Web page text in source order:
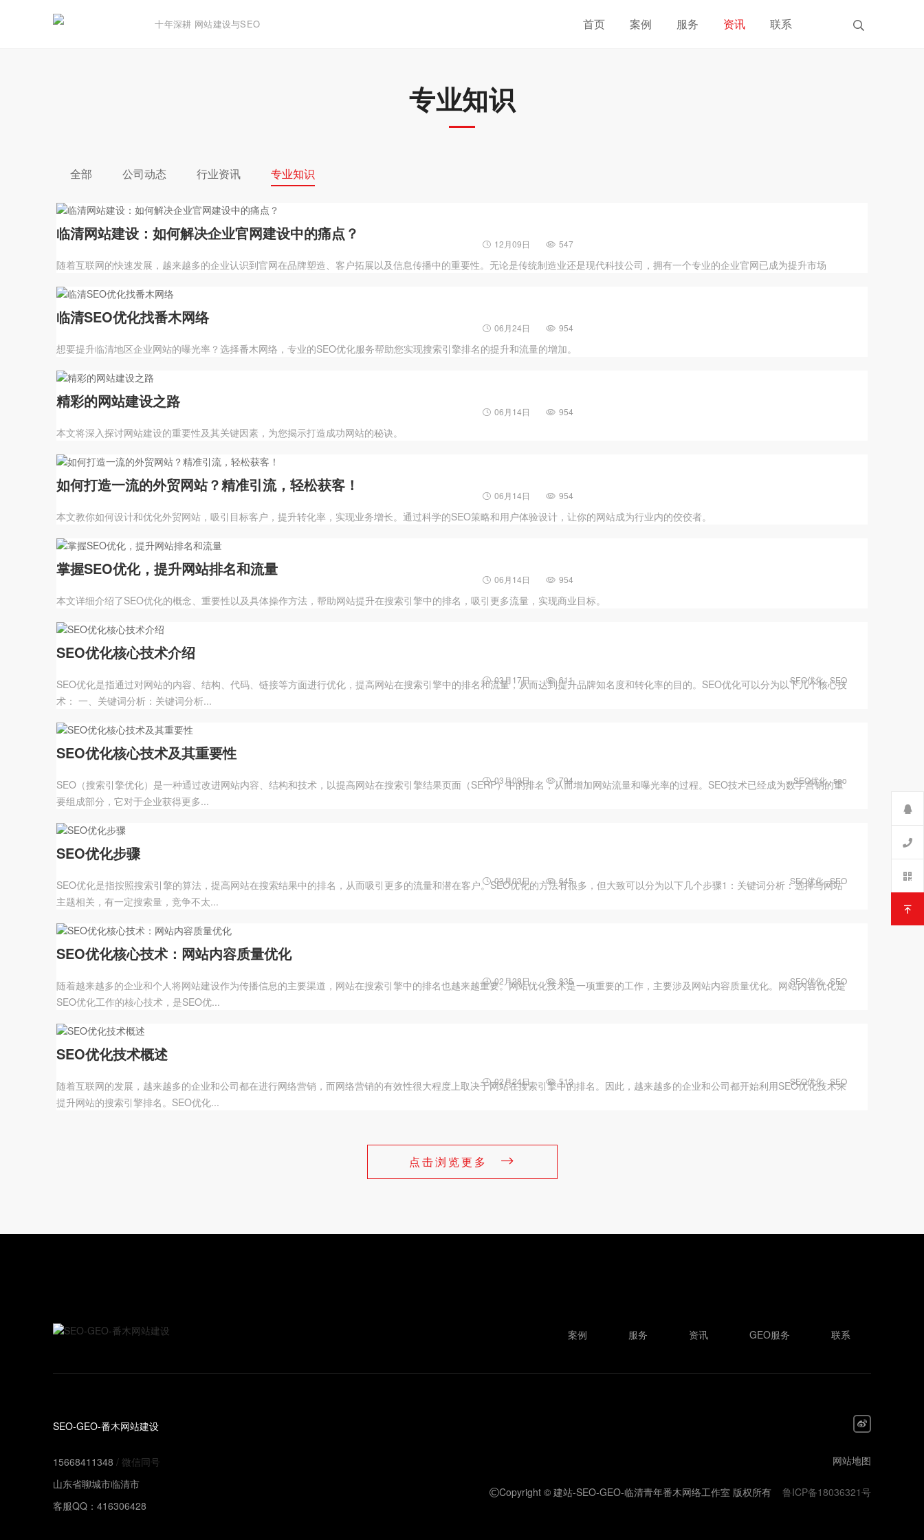
十年深耕 网站建设与SEO 首页 案例 服务 资讯 联系
专业知识
全部 公司动态 行业资讯 专业知识
临清网站建设：如何解决企业官网建设中的痛点？
12月09日 547
随着互联网的快速发展，越来越多的企业认识到官网在品牌塑造、客户拓展以及信息传播中的重要性。无论是传统制造业还是现代科技公司，拥有一个专业的企业官网已成为提升市场
临清SEO优化找番木网络
06月24日 954
想要提升临清地区企业网站的曝光率？选择番木网络，专业的SEO优化服务帮助您实现搜索引擎排名的提升和流量的增加。
精彩的网站建设之路
06月14日 954
本文将深入探讨网站建设的重要性及其关键因素，为您揭示打造成功网站的秘诀。
如何打造一流的外贸网站？精准引流，轻松获客！
06月14日 954
本文教你如何设计和优化外贸网站，吸引目标客户，提升转化率，实现业务增长。通过科学的SEO策略和用户体验设计，让你的网站成为行业内的佼佼者。
掌握SEO优化，提升网站排名和流量
06月14日 954
本文详细介绍了SEO优化的概念、重要性以及具体操作方法，帮助网站提升在搜索引擎中的排名，吸引更多流量，实现商业目标。
SEO优化核心技术介绍
03月17日 611
SEO优化是指通过对网站的内容、结构、代码、链接等方面进行优化，提高网站在搜索引擎中的排名和流量，从而达到提升品牌知名度和转化率的目的。SEO优化可以分为以下几个核心技
术： 一、关键词分析：关键词分析...
SEO优化 SEO
SEO优化核心技术及其重要性
03月09日 794
SEO（搜索引擎优化）是一种通过改进网站内容、结构和技术，以提高网站在搜索引擎结果页面（SERP）中的排名，从而增加网站流量和曝光率的过程。SEO技术已经成为数字营销的重
要组成部分，它对于企业获得更多...
SEO优化 seo
SEO优化步骤
03月03日 645
SEO优化是指按照搜索引擎的算法，提高网站在搜索结果中的排名，从而吸引更多的流量和潜在客户。SEO优化的方法有很多，但大致可以分为以下几个步骤1：关键词分析：选择与网站
主题相关，有一定搜索量，竞争不太...
SEO优化 SEO
SEO优化核心技术：网站内容质量优化
02月28日 835
随着越来越多的企业和个人将网站建设作为传播信息的主要渠道，网站在搜索引擎中的排名也越来越重要。网站优化技术是一项重要的工作，主要涉及网站内容质量优化。网站内容优化是
SEO优化工作的核心技术，是SEO优...
SEO优化 SEO
SEO优化技术概述
02月24日 512
随着互联网的发展，越来越多的企业和公司都在进行网络营销，而网络营销的有效性很大程度上取决于网站在搜索引擎中的排名。因此，越来越多的企业和公司都开始利用SEO优化技术来
提升网站的搜索引擎排名。SEO优化...
SEO优化 SEO
点击浏览更多
案例 服务 资讯 GEO服务 联系
SEO-GEO-番木网站建设
15668411348 / 微信同号
山东省聊城市临清市
客服QQ：416306428
网站地图
Copyright © 建站-SEO-GEO-临清青年番木网络工作室 版权所有 鲁ICP备18036321号